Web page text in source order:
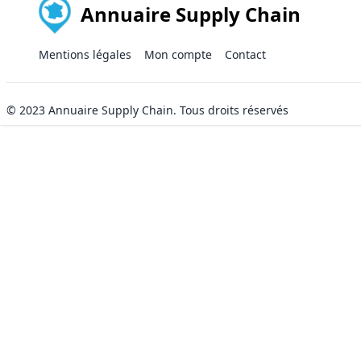
Annuaire Supply Chain
Mentions légales Mon compte Contact
© 2023 Annuaire Supply Chain. Tous droits réservés